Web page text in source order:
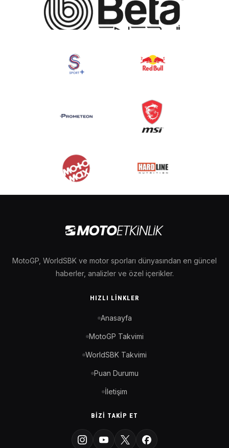
MotoGP, WorldSBK ve motor sporları dünyasından en güncel
haberler, analizler ve özel içerikler.
HIZLI LINKLER
Anasayfa
MotoGP Takvimi
WorldSBK Takvimi
Puan Durumu
İletişim
BIZI TAKIP ET